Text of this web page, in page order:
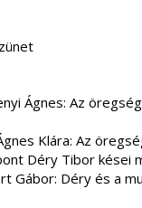
Ágnes: Az
Klára: Az
Déry Tibor kései
Gábor: Déry és a